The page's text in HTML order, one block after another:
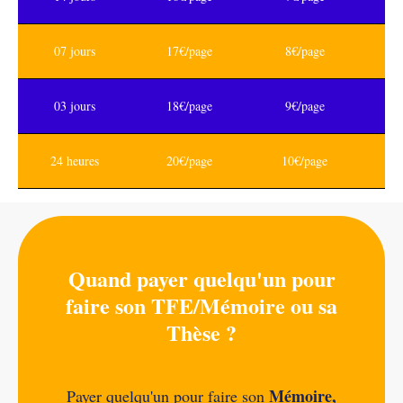
07 jours 17€/page 8€/page
03 jours 18€/page 9€/page
24 heures 20€/page 10€/page
Quand payer quelqu'un pour
faire son TFE/Mémoire ou sa
Thèse ?
Payer quelqu'un pour faire son Mémoire,